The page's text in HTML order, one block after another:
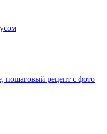
пошаговый рецепт с фото